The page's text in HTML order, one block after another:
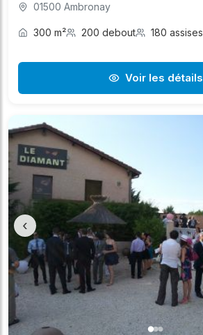
01500 Ambronay
300 m² 200 debout 180 assises
Voir les détails
‹